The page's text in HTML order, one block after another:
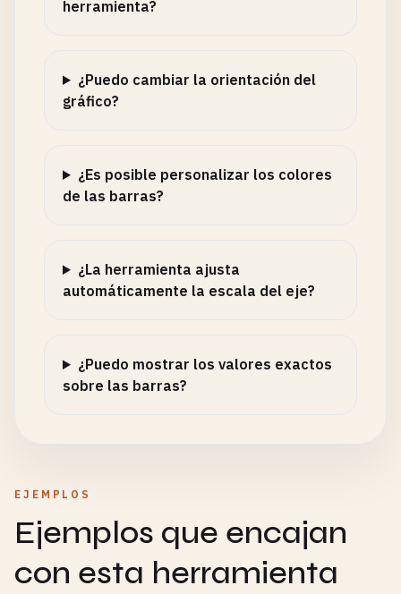
herramienta?
¿Puedo cambiar la orientación del
gráfico?
¿Es posible personalizar los colores
de las barras?
¿La herramienta ajusta
automáticamente la escala del eje?
¿Puedo mostrar los valores exactos
sobre las barras?
EJEMPLOS
Ejemplos que encajan
con esta herramienta